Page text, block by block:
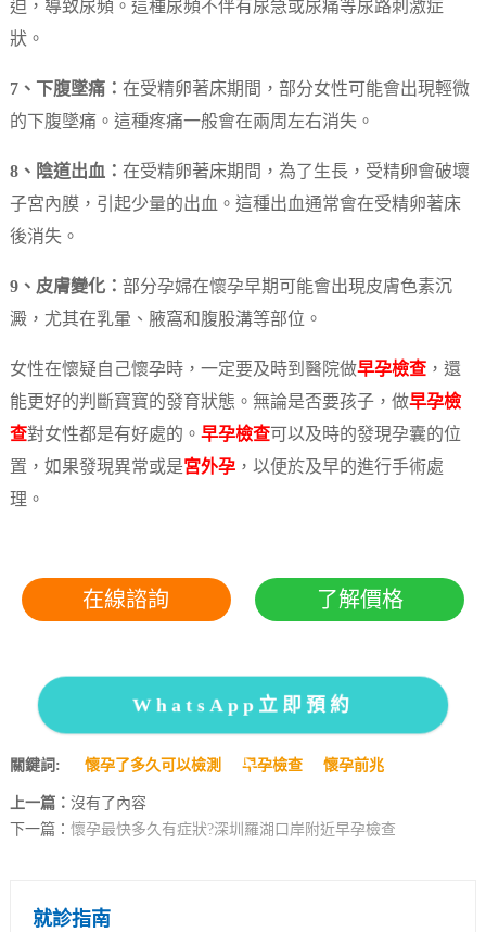
迫，導致尿頻。這種尿頻不伴有尿急或尿痛等尿路刺激症
狀。
7、下腹墜痛： 在受精卵著床期間，部分女性可能會出現輕微
的下腹墜痛。這種疼痛一般會在兩周左右消失。
8、陰道出血： 在受精卵著床期間，為了生長，受精卵會破壞
子宮內膜，引起少量的出血。這種出血通常會在受精卵著床
後消失。
9、皮膚變化： 部分孕婦在懷孕早期可能會出現皮膚色素沉
澱，尤其在乳暈、腋窩和腹股溝等部位。
女性在懷疑自己懷孕時，一定要及時到醫院做早孕檢查，還
能更好的判斷寶寶的發育狀態。無論是否要孩子，做早孕檢
查對女性都是有好處的。 早孕檢查可以及時的發現孕囊的位
置，如果發現異常或是宮外孕，以便於及早的進行手術處
理。
在線諮詢 了解價格
WhatsApp立即預約
關鍵詞: 懷孕了多久可以檢測 早孕檢查 懷孕前兆
上一篇： 沒有了內容
下一篇： 懷孕最快多久有症狀?深圳羅湖口岸附近早孕檢查
就診指南